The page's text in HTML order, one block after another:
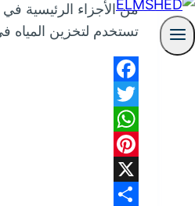
من الأجزاء الرئيسية
تستخدم لتخزين المياه
Facebook
Twitter
WhatsApp
Pinterest
X